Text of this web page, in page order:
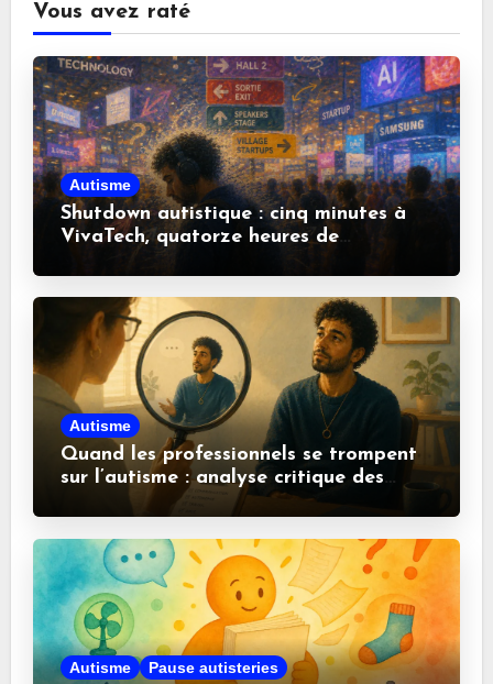
Vous avez raté
Autisme
Shutdown autistique : cinq minutes à
VivaTech, quatorze heures de
récupération
Autisme
Quand les professionnels se trompent
sur l’autisme : analyse critique des
idées reçues
Autisme Pause autisteries